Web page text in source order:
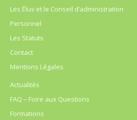
Les Élus et le Conseil d’administration
Personnel
Les Statuts
Contact
Mentions Légales
Actualités
FAQ – Foire aux Questions
Formations